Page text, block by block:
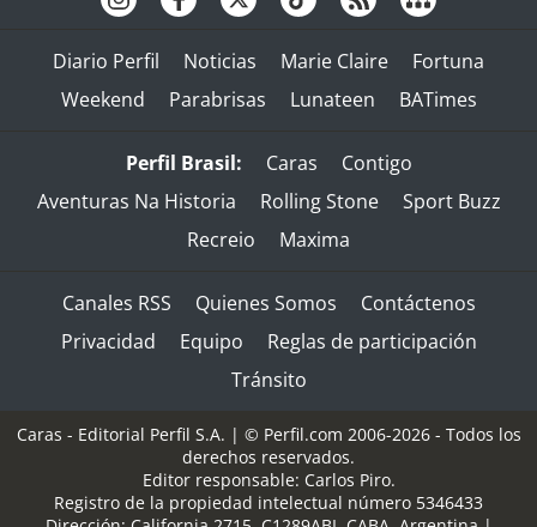
Diario Perfil Noticias Marie Claire
Fortuna
Weekend
Parabrisas Lunateen BATimes
Perfil Brasil: Caras
Contigo
Aventuras Na Historia
Rolling Stone
Sport Buzz
Recreio
Maxima
Canales RSS Quienes Somos
Contáctenos
Privacidad
Equipo
Reglas de participación
Tránsito
Caras - Editorial Perfil S.A. | © Perfil.com 2006-2026 - Todos los
derechos reservados.
Editor responsable: Carlos Piro.
Registro de la propiedad intelectual número 5346433